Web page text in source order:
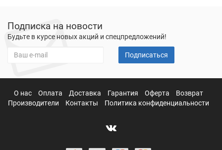
Подписка на новости
Будьте в курсе новых акций и спецпредложений!
Подписаться
О нас Оплата Доставка Гарантия Оферта
Возврат
Производители
Контакты Политика конфиденциальности